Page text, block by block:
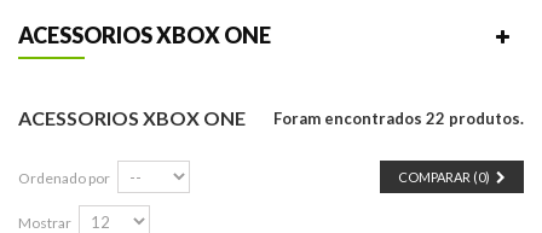
ACESSORIOS XBOX ONE
ACESSORIOS XBOX ONE Foram encontrados 22 produtos.
COMPARAR (0)
Ordenado por
Mostrar